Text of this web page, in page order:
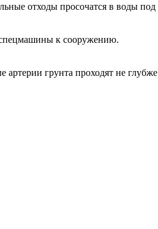
отходы просочатся в воды под
спецмашины к сооружению.
грунта проходят не